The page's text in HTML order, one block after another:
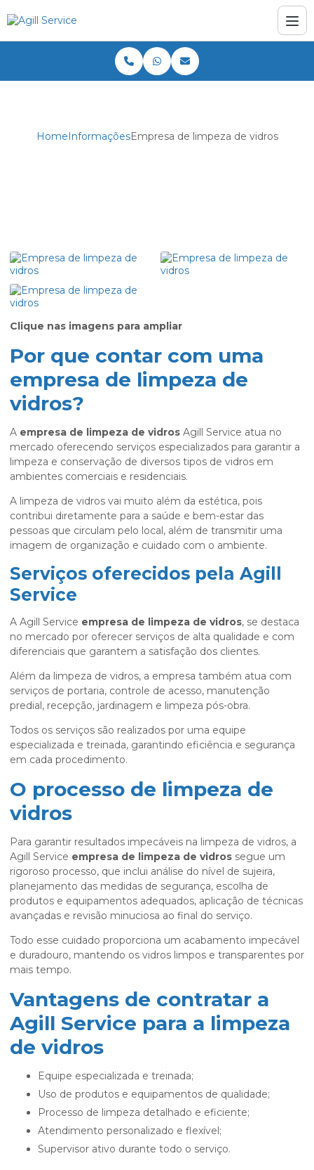
HomeInformaçõesEmpresa de limpeza de vidros
Clique nas imagens para ampliar
Por que contar com uma
empresa de limpeza de
vidros?
A empresa de limpeza de vidros Agill Service atua no
mercado oferecendo serviços especializados para garantir a
limpeza e conservação de diversos tipos de vidros em
ambientes comerciais e residenciais.
A limpeza de vidros vai muito além da estética, pois
contribui diretamente para a saúde e bem-estar das
pessoas que circulam pelo local, além de transmitir uma
imagem de organização e cuidado com o ambiente.
Serviços oferecidos pela Agill
Service
A Agill Service empresa de limpeza de vidros, se destaca
no mercado por oferecer serviços de alta qualidade e com
diferenciais que garantem a satisfação dos clientes.
Além da limpeza de vidros, a empresa também atua com
serviços de portaria, controle de acesso, manutenção
predial, recepção, jardinagem e limpeza pós-obra.
Todos os serviços são realizados por uma equipe
especializada e treinada, garantindo eficiência e segurança
em cada procedimento.
O processo de limpeza de
vidros
Para garantir resultados impecáveis na limpeza de vidros, a
Agill Service empresa de limpeza de vidros segue um
rigoroso processo, que inclui análise do nível de sujeira,
planejamento das medidas de segurança, escolha de
produtos e equipamentos adequados, aplicação de técnicas
avançadas e revisão minuciosa ao final do serviço.
Todo esse cuidado proporciona um acabamento impecável
e duradouro, mantendo os vidros limpos e transparentes por
mais tempo.
Vantagens de contratar a
Agill Service para a limpeza
de vidros
Equipe especializada e treinada;
Uso de produtos e equipamentos de qualidade;
Processo de limpeza detalhado e eficiente;
Atendimento personalizado e flexível;
Supervisor ativo durante todo o serviço.